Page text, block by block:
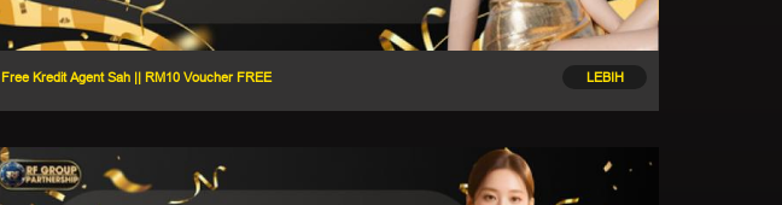
Free Kredit Agent Sah || RM10 Voucher FREE LEBIH